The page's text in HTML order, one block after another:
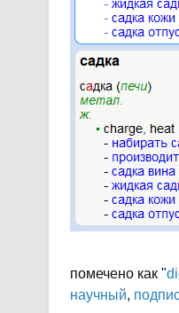
помечено как "
научный,